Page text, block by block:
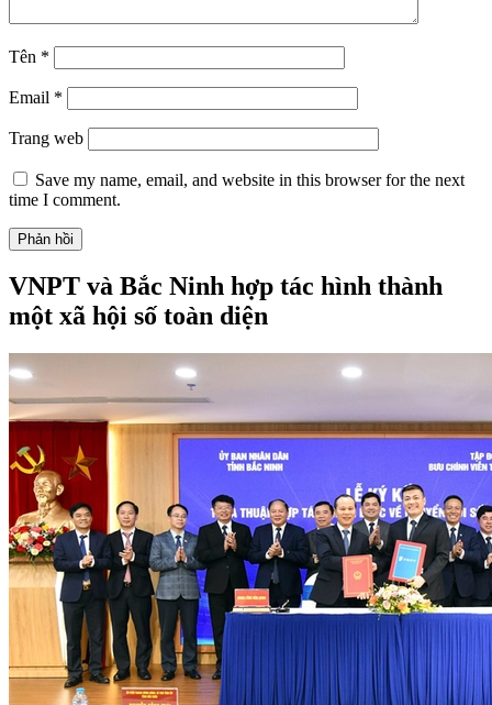
Tên *
Email *
Trang web
Save my name, email, and website in this browser for the next
time I comment.
VNPT và Bắc Ninh hợp tác hình thành
một xã hội số toàn diện